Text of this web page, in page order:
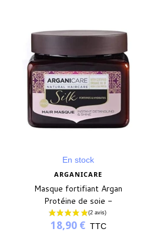
En stock
ARGANICARE
Masque fortifiant Argan
Protéine de soie -
ARGANICARE
18,90 € TTC